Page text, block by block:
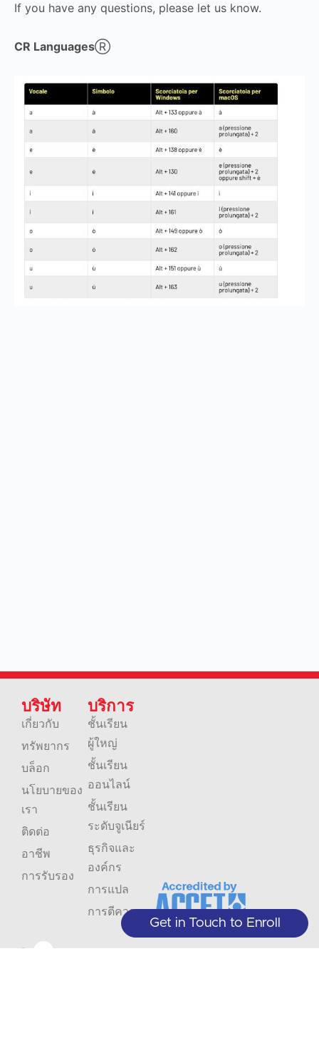
If you have any questions, please let us know.
CR LanguagesⓇ
อย่า
บริษัท
เกี่ยวกับ
ทรัพยากร
บล็อก
นโยบายของ
เรา
ติดต่อ
อาชีพ
การรับรอง
บริการ
ชั้นเรียน
ผู้ใหญ่
ชั้นเรียน
ออนไลน์
ชั้นเรียน
ระดับจูเนียร์
ธุรกิจและ
องค์กร
การแปล
การตีความ
Get in Touch to Enroll